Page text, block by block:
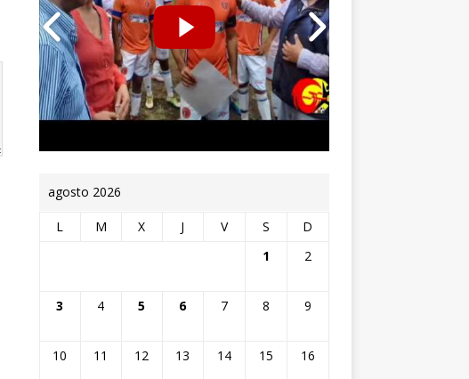
agosto 2026
L M X J V S
D
1
2
3 4 5 6 7 8 9
10 11 12 13 14 15 16